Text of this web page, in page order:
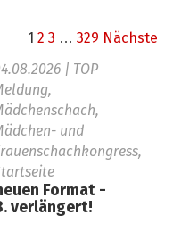
1 2 3 … 329 Nächste
| TOP
und
Format -
verlängert!